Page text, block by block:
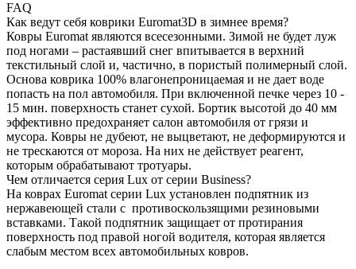
FAQ
Как ведут себя коврики Euromat3D в зимнее время?
Ковры Euromat являются всесезонными. Зимой не будет луж
под ногами – растаявший снег впитывается в верхний
текстильный слой и, частично, в пористый полимерный слой.
Основа коврика 100% влагонепроницаемая и не дает воде
попасть на пол автомобиля. При включенной печке через 10 -
15 мин. поверхность станет сухой. Бортик высотой до 40 мм
эффективно предохраняет салон автомобиля от грязи и
мусора. Ковры не дубеют, не выцветают, не деформируются и
не трескаются от мороза. На них не действует реагент,
которым обрабатывают тротуары.
Чем отличается серия Lux от серии Business?
На коврах Euromat серии Lux установлен подпятник из
нержавеющей стали с противоскользящими резиновыми
вставками. Такой подпятник защищает от протирания
поверхность под правой ногой водителя, которая является
слабым местом всех автомобильных ковров.